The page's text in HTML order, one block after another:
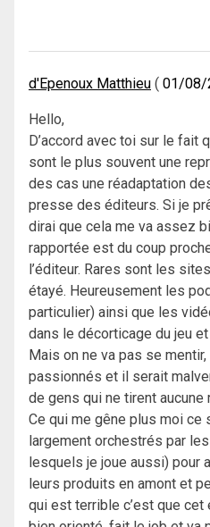
d'Epenoux Matthieu 01/08/
Hello,
D’accord avec toi sur le fait
sont le plus souvent une
des cas une réadaptation
presse des éditeurs. Si je
dirai que cela me va assez
rapportée est du coup
l’éditeur. Rares sont les
étayé. Heureusement les
particulier) ainsi que les
dans le décorticage du jeu et
Mais on ne va pas se
passionnés et il serait
de gens qui ne tirent
Ce qui me gêne plus moi
largement orchestrés par
lesquels je joue aussi) pour
leurs produits en amont et
qui est terrible c’est que cet